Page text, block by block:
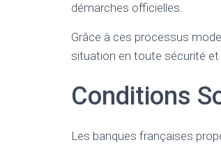
démarches officielles.
Grâce à ces processus
situation en toute sécurité et
Conditions
Les banques françaises